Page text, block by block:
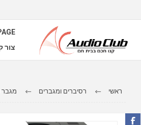
צור
ראשי רסיברים ומגברים מגבר